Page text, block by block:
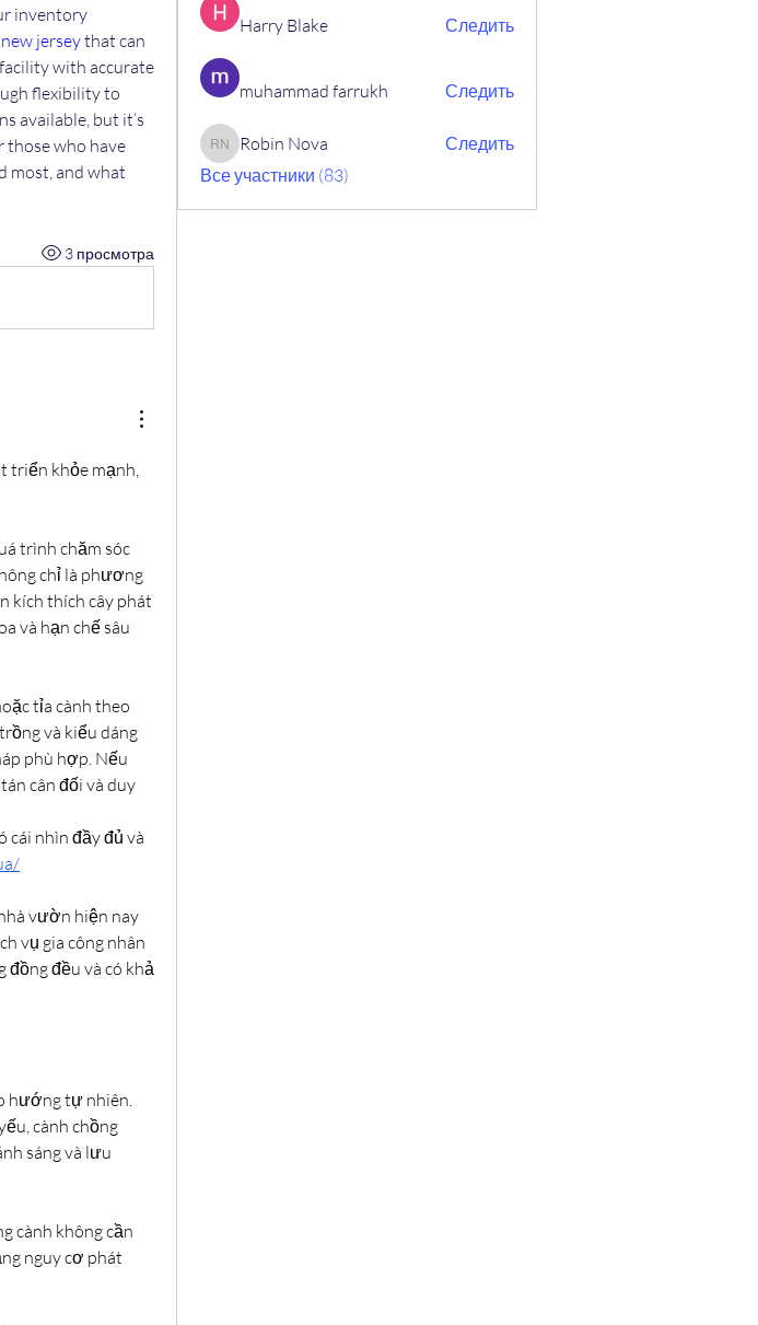
inventory
jersey that can
with accurate
flexibility to
available, but it’s
those who have
most, and what
3 просмотра
triển khỏe mạnh,
trình chăm sóc
chỉ là phương
kích thích cây phát
và hạn chế sâu
tỉa cành theo
và kiểu dáng
phù hợp. Nếu
cân đối và duy
cái nhìn đầy đủ và
vườn hiện nay
vụ gia công nhân
đồng đều và có khả
hướng tự nhiên.
cành chồng
sáng và lưu
cành không cần
nguy cơ phát
Harry Blake Следить
muhammad farrukh Следить
Robin Nova
Robin Nova
Следить
Все участники (83)